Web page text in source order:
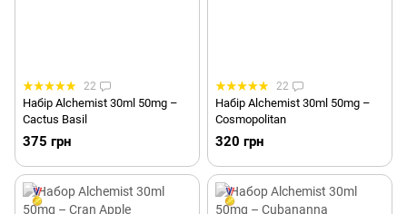
22
Набір Alchemist 30ml 50mg –
Cactus Basil
375 грн
22
Набір Alchemist 30ml 50mg –
Cosmopolitan
320 грн